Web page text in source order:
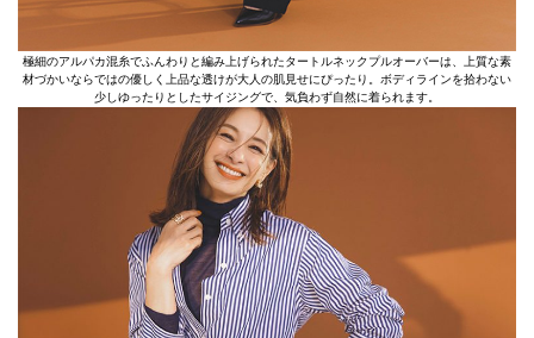
極細のアルパカ混糸でふんわりと編み上げられたタートルネックプルオーバーは、上質な素
材づかいならではの優しく上品な透けが大人の肌見せにぴったり。ボディラインを拾わない
少しゆったりとしたサイジングで、気負わず自然に着られます。